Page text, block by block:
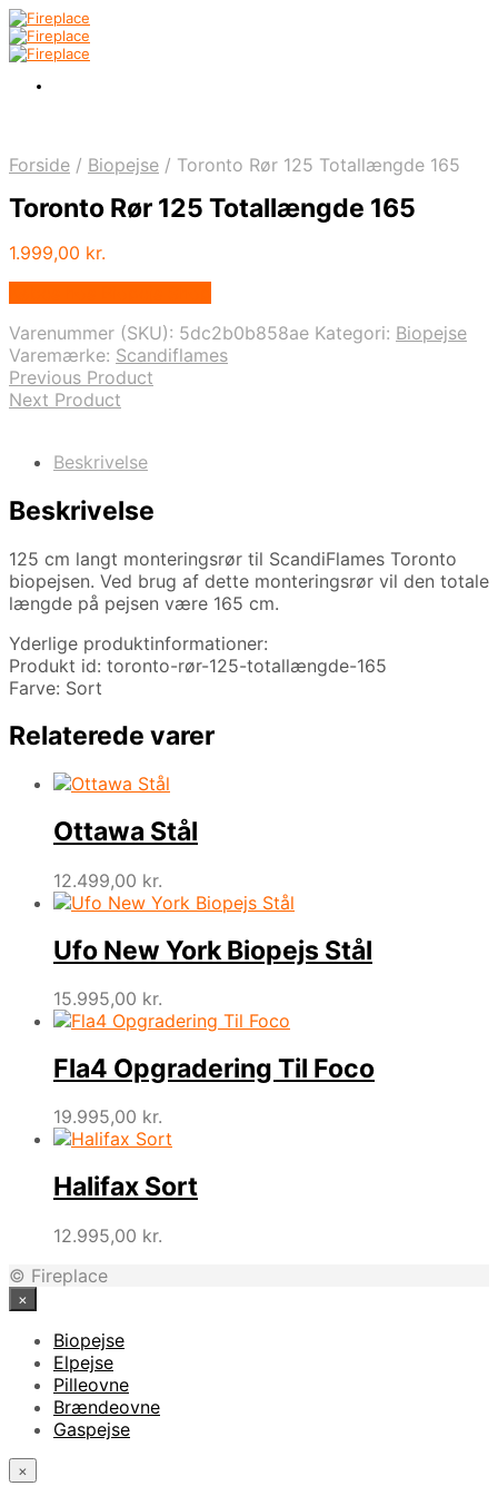
Forside / Biopejse / Toronto Rør 125 Totallængde 165
Toronto Rør 125 Totallængde 165
1.999,00 kr.
Varenummer (SKU): 5dc2b0b858ae Kategori: Biopejse
Varemærke: Scandiflames
Previous Product
Next Product
Beskrivelse
Beskrivelse
125 cm langt monteringsrør til ScandiFlames Toronto
biopejsen. Ved brug af dette monteringsrør vil den totale
længde på pejsen være 165 cm.
Yderlige produktinformationer:
Produkt id: toronto-rør-125-totallængde-165
Farve: Sort
Relaterede varer
Ottawa Stål
12.499,00 kr.
Ufo New York Biopejs Stål
15.995,00 kr.
Fla4 Opgradering Til Foco
19.995,00 kr.
Halifax Sort
12.995,00 kr.
© Fireplace
×
Biopejse
Elpejse
Pilleovne
Brændeovne
Gaspejse
×